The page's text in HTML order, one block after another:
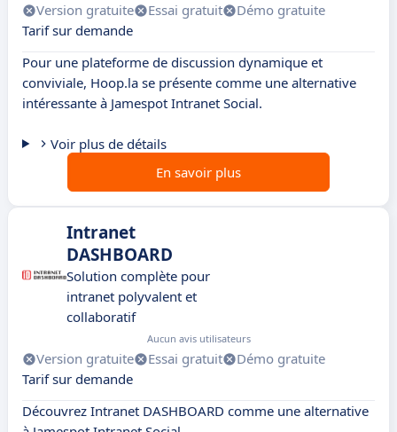
Version gratuite Essai gratuit
Démo gratuite
Tarif sur demande
Pour une plateforme de discussion dynamique et
conviviale, Hoop.la se présente comme une alternative
intéressante à Jamespot Intranet Social.
Voir plus de détails
En savoir plus
Intranet
DASHBOARD
Solution complète pour
intranet polyvalent et
collaboratif
Aucun avis utilisateurs
Version gratuite Essai gratuit
Démo gratuite
Tarif sur demande
Découvrez Intranet DASHBOARD comme une alternative